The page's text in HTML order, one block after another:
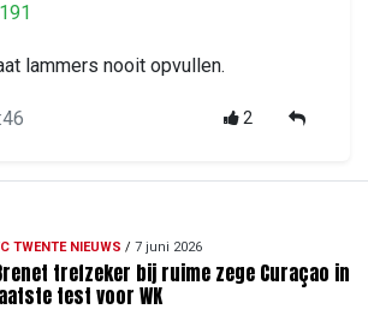
lammers nooit opvullen.
2
TWENTE NIEUWS / 7 juni 2026
trefzeker bij ruime zege Curaçao in
test voor WK